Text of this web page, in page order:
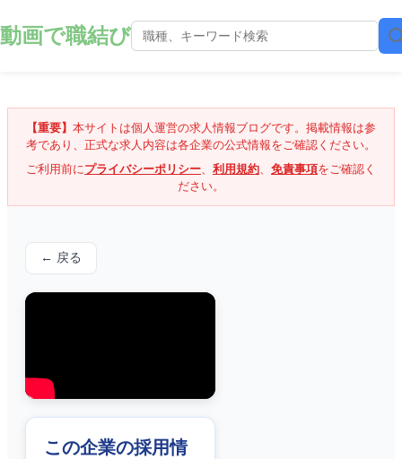
動画で職結び
【重要】 本サイトは個人運営の求人情報ブログです。掲載情報は参
考であり、正式な求人内容は各企業の公式情報をご確認ください。
ご利用前にプライバシーポリシー、 利用規約、 免責事項をご確認く
ださい。
← 戻る
この企業の採用情